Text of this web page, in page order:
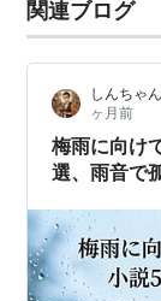
関連ブログ
しんちゃ
ヶ月前
梅雨に向け
選、雨音で